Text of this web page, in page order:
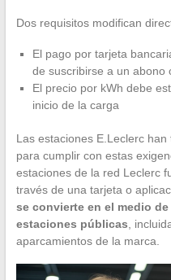
Dos requisitos modifican
El pago por tarjeta
de suscribirse a un abono
El precio por kWh debe
inicio de la carga
Las estaciones E.Leclerc
para cumplir con estas
estaciones de la red Leclerc
través de una tarjeta o
se convierte en el medio
estaciones públicas ,
aparcamientos de la marca.